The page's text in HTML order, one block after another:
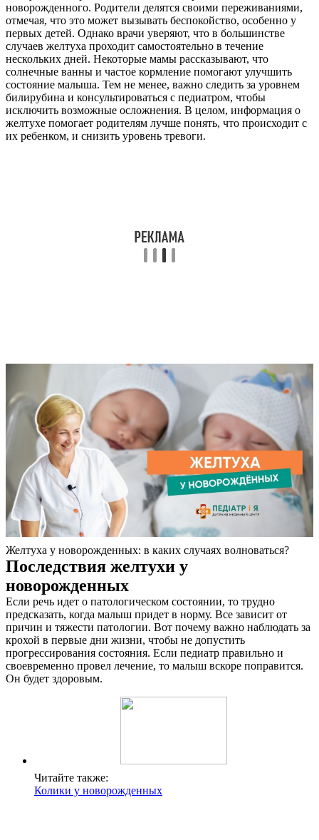
новорожденного. Родители делятся своими переживаниями,
отмечая, что это может вызывать беспокойство, особенно у
первых детей. Однако врачи уверяют, что в большинстве
случаев желтуха проходит самостоятельно в течение
нескольких дней. Некоторые мамы рассказывают, что
солнечные ванны и частое кормление помогают улучшить
состояние малыша. Тем не менее, важно следить за уровнем
билирубина и консультироваться с педиатром, чтобы
исключить возможные осложнения. В целом, информация о
желтухе помогает родителям лучше понять, что происходит с
их ребенком, и снизить уровень тревоги.
Желтуха у новорожденных: в каких случаях волноваться?
Последствия желтухи у
новорожденных
Если речь идет о патологическом состоянии, то трудно
предсказать, когда малыш придет в норму. Все зависит от
причин и тяжести патологии. Вот почему важно наблюдать за
крохой в первые дни жизни, чтобы не допустить
прогрессирования состояния. Если педиатр правильно и
своевременно провел лечение, то малыш вскоре поправится.
Он будет здоровым.
Читайте также:
Колики у новорожденных